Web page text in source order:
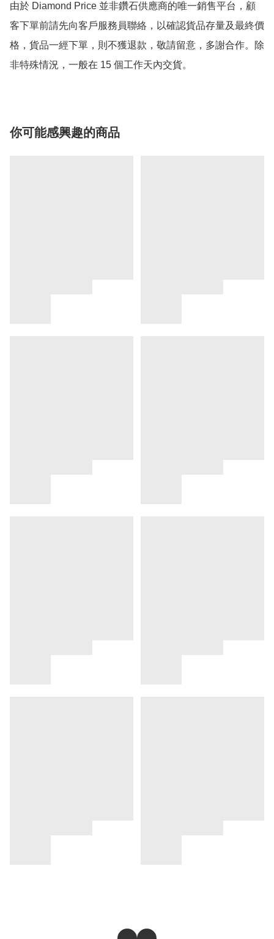
由於 Diamond Price 並非鑽石供應商的唯一銷售平台，顧
客下單前請先向客戶服務員聯絡，以確認貨品存量及最終價
格，貨品一經下單，則不獲退款，敬請留意，多謝合作。除
非特殊情況，一般在 15 個工作天內交貨。
你可能感興趣的商品